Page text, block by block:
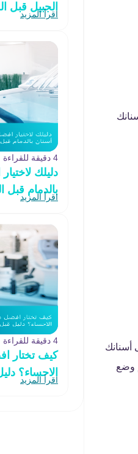
أسنانك
وضع
الجبيل قبل
اقرأ المزيد
4 دقيقة للقراءة
دليلك
بالدمام قبل
اقرأ المزيد
4 دقيقة للقراءة
كيف تختار
الاحساء؟
اقرأ المزيد